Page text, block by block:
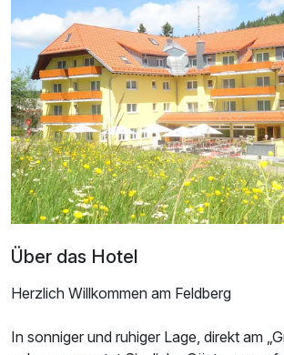
Doppelzimmer Standard
2 Erwachsene
Über das Hotel
Herzlich Willkommen am Feldberg
In sonniger und ruhiger Lage, direkt am